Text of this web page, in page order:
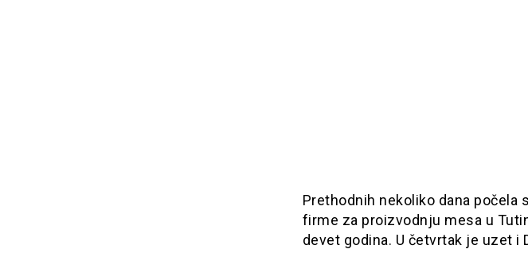
Prethodnih nekoliko dana počela
firme za proizvodnju mesa u
devet godina. U četvrtak je uzet i